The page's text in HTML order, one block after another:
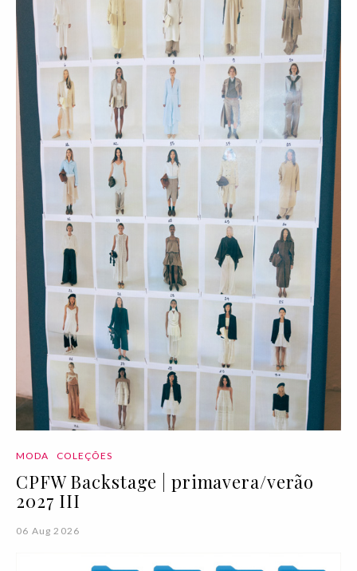
MODA COLEÇÕES
CPFW Backstage | primavera/verão
2027 III
06 Aug 2026